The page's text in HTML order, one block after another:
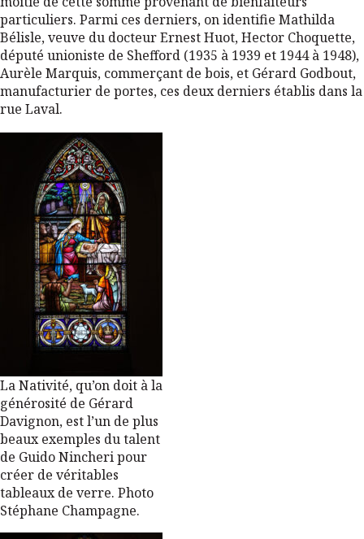
particuliers. Parmi ces derniers, on identifie Mathilda
Bélisle, veuve du docteur Ernest Huot, Hector Choquette,
député unioniste de Shefford (1935 à 1939 et 1944 à 1948),
Aurèle Marquis, commerçant de bois, et Gérard Godbout,
manufacturier de portes, ces deux derniers établis dans la
rue Laval.
La Nativité, qu’on doit à la
générosité de Gérard
Davignon, est l’un de plus
beaux exemples du talent
de Guido Nincheri pour
créer de véritables
tableaux de verre. Photo
Stéphane Champagne.